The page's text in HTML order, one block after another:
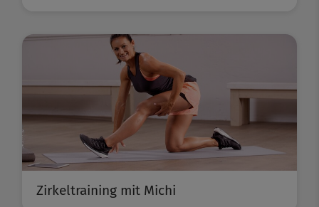
Zirkeltraining mit Michi